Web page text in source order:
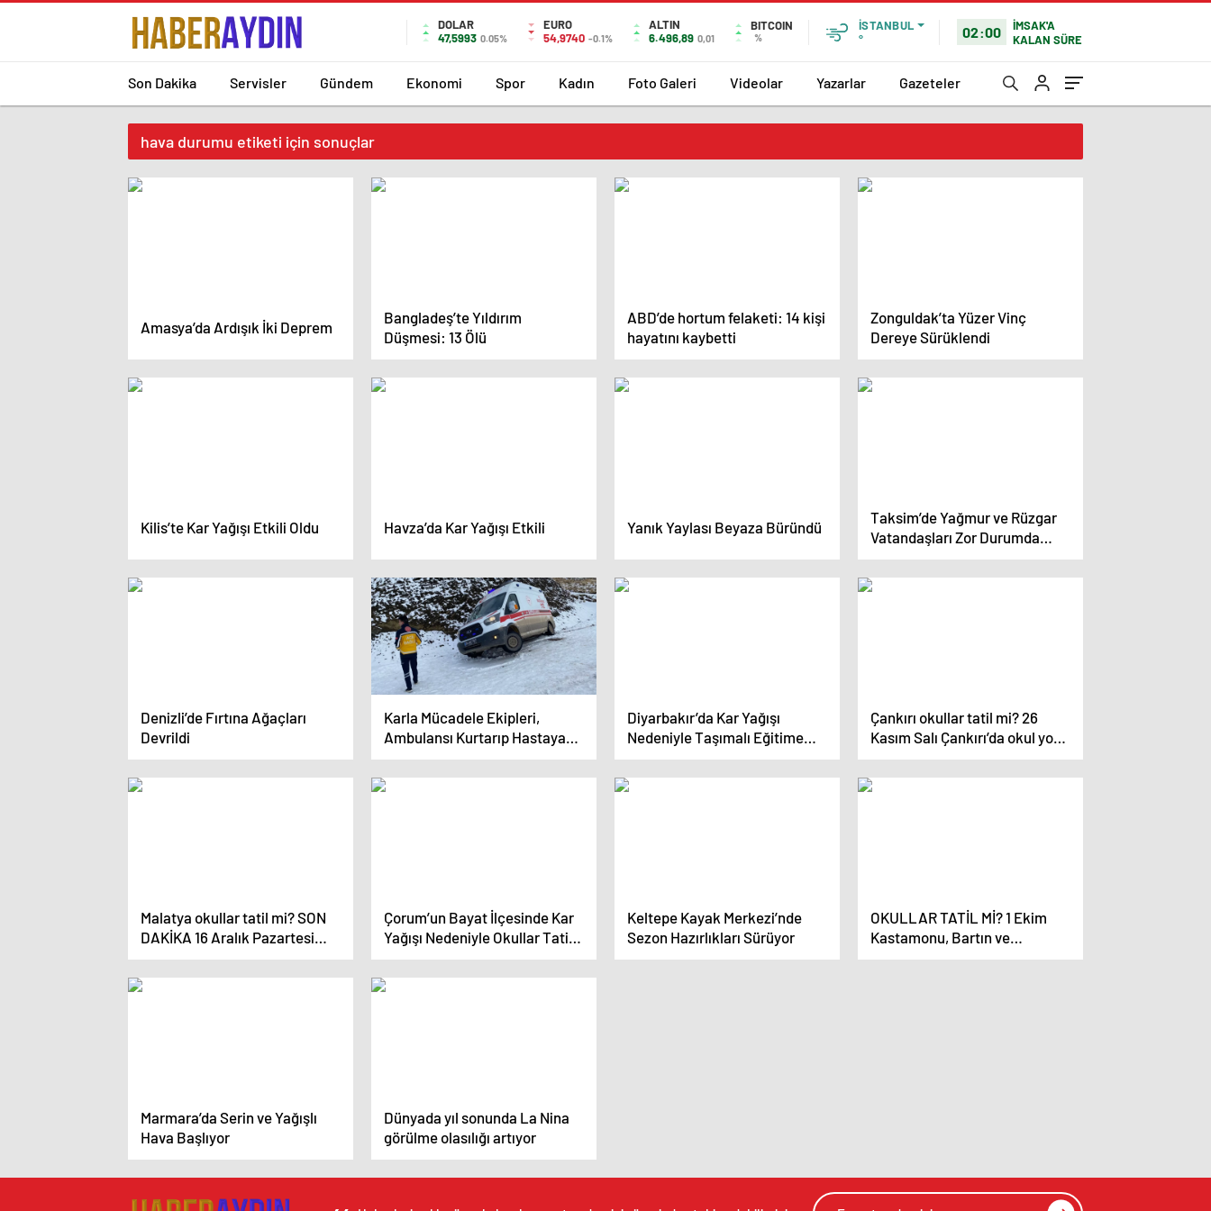
DOLAR
47,5993 0.05%
EURO
54,9740 -0.1%
ALTIN
6.496,89 0,01
BITCOIN
%
İSTANBUL
°
02:00
İMSAK'A
KALAN SÜRE
Son Dakika Servisler Gündem Ekonomi Spor Kadın Foto Galeri Videolar Yazarlar Gazeteler
hava durumu etiketi için sonuçlar
Amasya’da Ardışık İki Deprem
Bangladeş’te Yıldırım
Düşmesi: 13 Ölü
ABD’de hortum felaketi: 14 kişi
hayatını kaybetti
Zonguldak’ta Yüzer Vinç
Dereye Sürüklendi
Kilis’te Kar Yağışı Etkili Oldu Havza’da Kar Yağışı Etkili Yanık Yaylası Beyaza Büründü
Taksim’de Yağmur ve Rüzgar
Vatandaşları Zor Durumda
Bıraktı
Denizli’de Fırtına Ağaçları
Devrildi
Karla Mücadele Ekipleri,
Ambulansı Kurtarıp Hastaya
Ulaştı
Diyarbakır’da Kar Yağışı
Nedeniyle Taşımalı Eğitime
Ara Verildi
Çankırı okullar tatil mi? 26
Kasım Salı Çankırı’da okul yok
mu (Valilik Açıklaması)?
Malatya okullar tatil mi? SON
DAKİKA 16 Aralık Pazartesi
Malatya’da okul yok mu (Sivas
Valiliği Açıklaması)?
Çorum’un Bayat İlçesinde Kar
Yağışı Nedeniyle Okullar Tatil
Edildi
Keltepe Kayak Merkezi’nde
Sezon Hazırlıkları Sürüyor
OKULLAR TATİL Mİ? 1 Ekim
Kastamonu, Bartın ve
Zonguldak’ta okullar tatil edildi
Marmara’da Serin ve Yağışlı
Hava Başlıyor
Dünyada yıl sonunda La Nina
görülme olasılığı artıyor